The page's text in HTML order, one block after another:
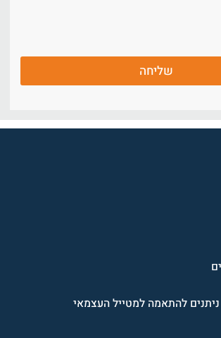
שליחה
להתאמה למטייל העצמאי